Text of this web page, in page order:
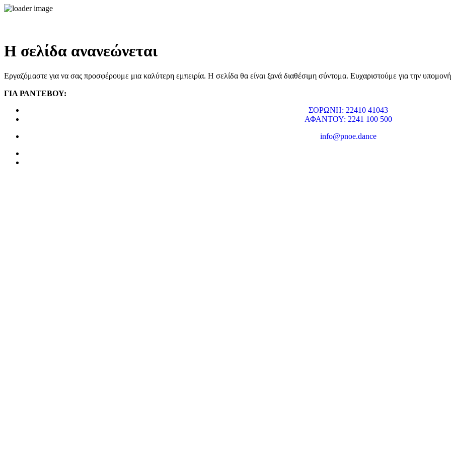
Η σελίδα ανανεώνεται
Εργαζόμαστε για να σας προσφέρουμε μια καλύτερη εμπειρία. Η σελίδα θα είναι ξανά διαθέσιμη σύντομα. Ευχαριστούμε για την
ΓΙΑ ΡΑΝΤΕΒΟΥ:
ΣΟΡΩΝΗ: 22410 41043
ΑΦΑΝΤΟΥ: 2241 100 500
info@pnoe.dance